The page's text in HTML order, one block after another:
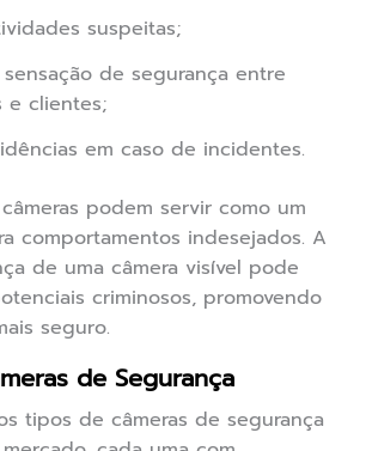
suspeitas;
de segurança entre
e clientes;
em caso de incidentes.
podem servir como um
comportamentos indesejados. A
de uma câmera visível pode
criminosos, promovendo
seguro.
de Segurança
tipos de câmeras de segurança